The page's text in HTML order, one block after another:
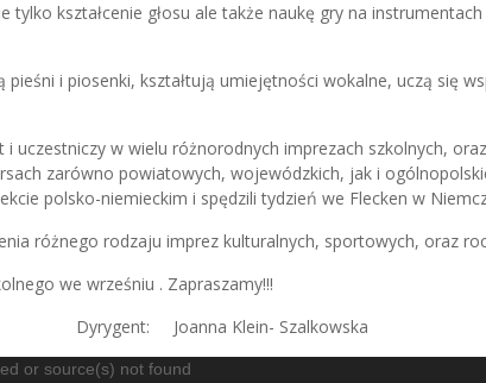
tylko kształcenie głosu ale także naukę gry na
i piosenki, kształtują umiejętności wokalne, uczą się
uczestniczy w wielu różnorodnych imprezach szkolnych,
zarówno powiatowych, wojewódzkich, jak i
polsko-niemieckim i spędzili tydzień we Flecken w
różnego rodzaju imprez kulturalnych, sportowych, oraz
we wrześniu . Zapraszamy!!!
Dyrygent: Joanna Klein- Szalkowska
or source(s) not found